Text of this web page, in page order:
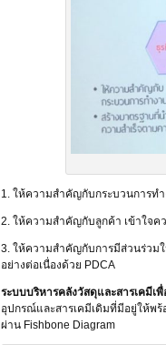
1. ให้ความสำคัญกับกระบวนการท
2. ให้ความสำคัญกับลูกค้า เข้าใจ
3. ให้ความสำคัญกับการมีส่วนร่วม
อย่างต่อเนื่องด้วย PDCA
ระบบบริหารคลังวัสดุและสารเคมีเ
อุปกรณ์และสารเคมีเดิมที่มีอยู่ให้พ
ผ่าน Fishbone Diagram